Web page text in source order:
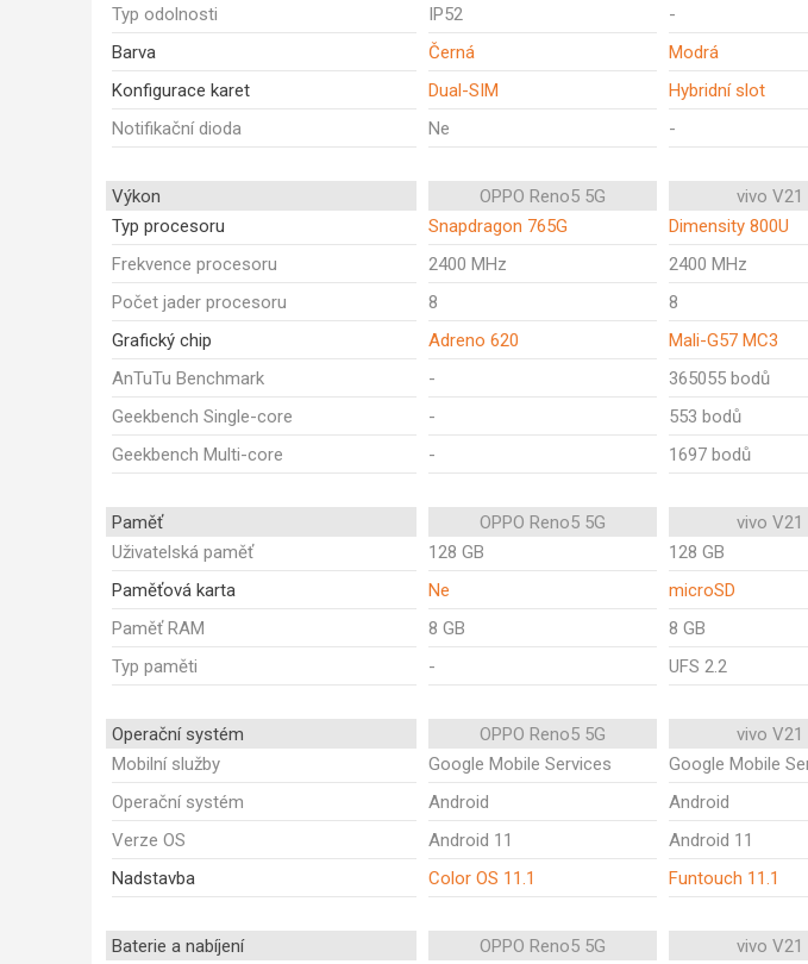
Typ odolnosti
IP52
-
Barva
Černá
Modrá
Konfigurace karet
Dual-SIM
Hybridní slot
Notifikační dioda
Ne -
Výkon OPPO Reno5 5G
vivo V21
Typ procesoru
Snapdragon 765G
Dimensity 800U
Frekvence procesoru
2400 MHz
2400 MHz
Počet jader procesoru
8
8
Grafický chip
Adreno 620
Mali-G57 MC3
AnTuTu Benchmark
-
365055 bodů
Geekbench Single-core
-
553 bodů
Geekbench Multi-core
- 1697 bodů
Paměť OPPO Reno5 5G
vivo V21
Uživatelská paměť
128 GB
128 GB
Paměťová karta
Ne
microSD
Paměť RAM
8 GB
8 GB
Typ paměti
- UFS 2.2
Operační systém OPPO Reno5 5G
vivo V21
Mobilní služby
Google Mobile Services
Google Mobile
Operační systém
Android
Android
Verze OS
Android 11
Android 11
Nadstavba
Color OS 11.1 Funtouch 11.1
Baterie a nabíjení OPPO Reno5 5G
vivo V21